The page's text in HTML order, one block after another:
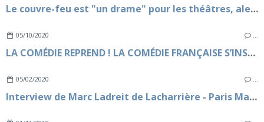
Le couvre-feu est "un drame" pour les théâtres, alerte Marc Ladreit de Lacharrière
05/10/2020
LA COMÉDIE REPREND ! LA COMÉDIE FRANÇAISE S’INSTALLE AU THÉATRE MARIGNY
05/02/2020
Interview de Marc Ladreit de Lacharrière - Paris Match